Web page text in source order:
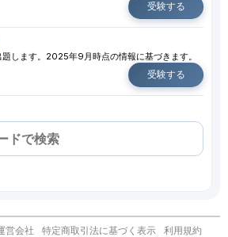
受験する
します。2025年9月時点の情報に基づきます。
受験する
営会社 特定商取引法に基づく表示 利用規約